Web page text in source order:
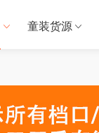
童装货源